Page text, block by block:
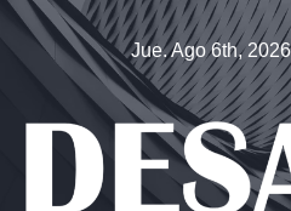
Saltar
contenido
Jue. Ago 6th,